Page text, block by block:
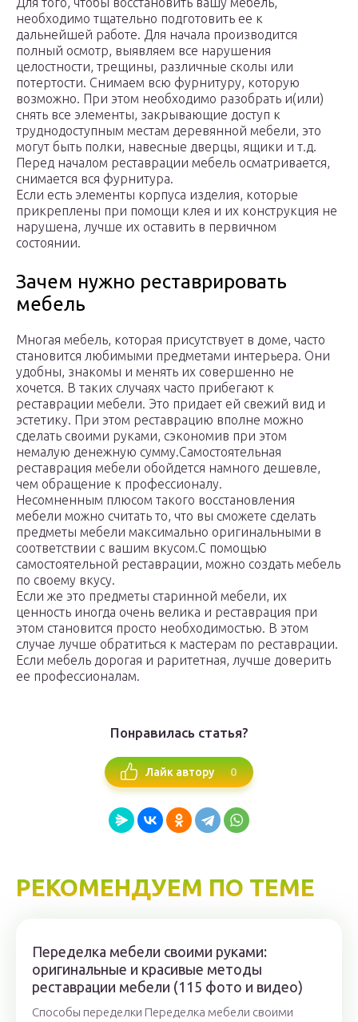
необходимо тщательно подготовить ее к
дальнейшей работе. Для начала производится
полный осмотр, выявляем все нарушения
целостности, трещины, различные сколы или
потертости. Снимаем всю фурнитуру, которую
возможно. При этом необходимо разобрать и(или)
снять все элементы, закрывающие доступ к
труднодоступным местам деревянной мебели, это
могут быть полки, навесные дверцы, ящики и т.д.
Перед началом реставрации мебель осматривается,
снимается вся фурнитура.
Если есть элементы корпуса изделия, которые
прикреплены при помощи клея и их конструкция не
нарушена, лучше их оставить в первичном
состоянии.
Зачем нужно реставрировать
мебель
Многая мебель, которая присутствует в доме, часто
становится любимыми предметами интерьера. Они
удобны, знакомы и менять их совершенно не
хочется. В таких случаях часто прибегают к
реставрации мебели. Это придает ей свежий вид и
эстетику. При этом реставрацию вполне можно
сделать своими руками, сэкономив при этом
немалую денежную сумму.Самостоятельная
реставрация мебели обойдется намного дешевле,
чем обращение к профессионалу.
Несомненным плюсом такого восстановления
мебели можно считать то, что вы сможете сделать
предметы мебели максимально оригинальными в
соответствии с вашим вкусом.С помощью
самостоятельной реставрации, можно создать мебель
по своему вкусу.
Если же это предметы старинной мебели, их
ценность иногда очень велика и реставрация при
этом становится просто необходимостью. В этом
случае лучше обратиться к мастерам по реставрации.
Если мебель дорогая и раритетная, лучше доверить
ее профессионалам.
Понравилась статья?
Лайк автору 0
РЕКОМЕНДУЕМ ПО ТЕМЕ
Переделка мебели своими руками:
оригинальные и красивые методы
реставрации мебели (115 фото и видео)
Способы переделки Переделка мебели своими